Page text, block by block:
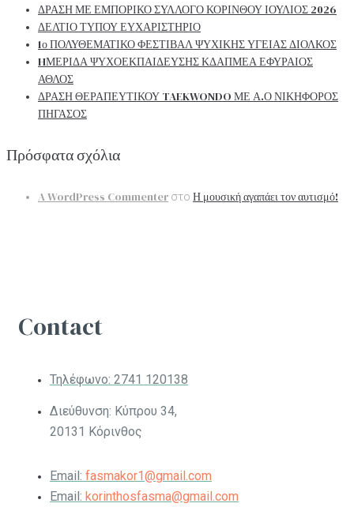
ΔΡΑΣΗ ΜΕ ΕΜΠΟΡΙΚΟ ΣΥΛΛΟΓΟ ΚΟΡΙΝΘΟΥ ΙΟΥΛΙΟΣ 2026
ΔΕΛΤΙΟ ΤΥΠΟΥ ΕΥΧΑΡΙΣΤΗΡΙΟ
1ο ΠΟΛΥΘΕΜΑΤΙΚΟ ΦΕΣΤΙΒΑΛ ΨΥΧΙΚΗΣ ΥΓΕΙΑΣ ΔΙΟΛΚΟΣ
HΜΕΡΙΔΑ ΨΥΧΟΕΚΠΑΙΔΕΥΣΗΣ ΚΔΑΠΜΕΑ ΕΦΥΡΑΙΟΣ
ΑΘΛΟΣ
ΔΡΑΣΗ ΘΕΡΑΠΕΥΤΙΚΟΥ TAEKWONDO ΜΕ Α.Ο ΝΙΚΗΦΟΡΟΣ
ΠΗΓΑΣΟΣ
Πρόσφατα σχόλια
A WordPress Commenter στο Η μουσική αγαπάει τον αυτισμό!
Contact
Τηλέφωνο: 2741 120138
Διεύθυνση: Κύπρου 34,
20131 Κόρινθος
Email: fasmakor1@gmail.com
Email: korinthosfasma@gmail.com